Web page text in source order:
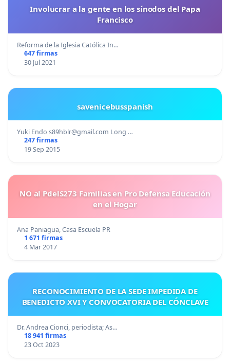
Involucrar a la gente en los sínodos del Papa
Francisco
Reforma de la Iglesia Católica In…
647 firmas
30 Jul 2021
savenicebusspanish
Yuki Endo s89hblr@gmail.com Long …
247 firmas
19 Sep 2015
NO al PdelS273 Familias en Pro Defensa Educación
en el Hogar
Ana Paniagua, Casa Escuela PR
1 671 firmas
4 Mar 2017
RECONOCIMIENTO DE LA SEDE IMPEDIDA DE
BENEDICTO XVI Y CONVOCATORIA DEL CÓNCLAVE
Dr. Andrea Cionci, periodista; As…
18 941 firmas
23 Oct 2023